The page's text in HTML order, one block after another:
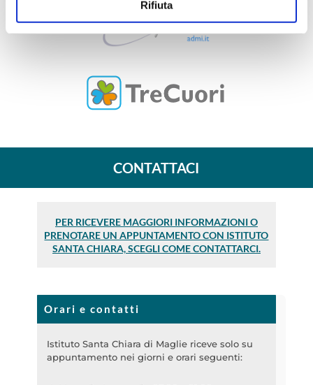
Questo Sito utilizza cookie tecnici necessari per il
corretto funzionamento e ,con il tuo consenso, cookie
statistici e di Profilazione anche di "terze parti" come
che desideri attivare.
Rifiuta
CONTATTACI
PER RICEVERE MAGGIORI INFORMAZIONI O
PRENOTARE UN APPUNTAMENTO CON ISTITUTO
SANTA CHIARA, SCEGLI COME CONTATTARCI.
Orari e contatti
Istituto Santa Chiara di Maglie riceve solo su
appuntamento nei giorni e orari seguenti: